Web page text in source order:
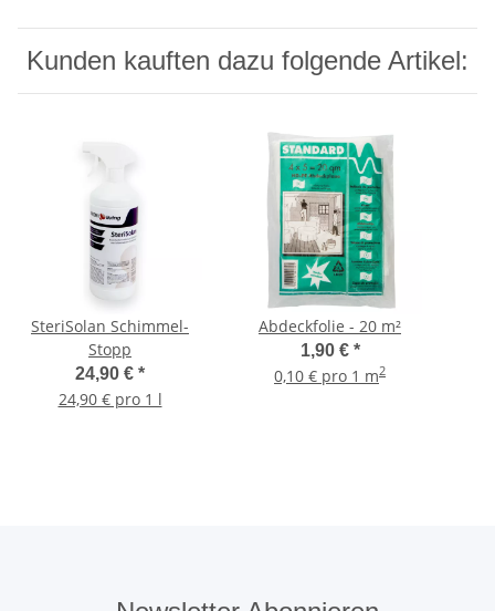
Kunden kauften dazu folgende Artikel:
SteriSolan Schimmel-
Stopp
24,90 € *
24,90 € pro 1 l
Abdeckfolie - 20 m²
1,90 € *
0,10 € pro 1 m2